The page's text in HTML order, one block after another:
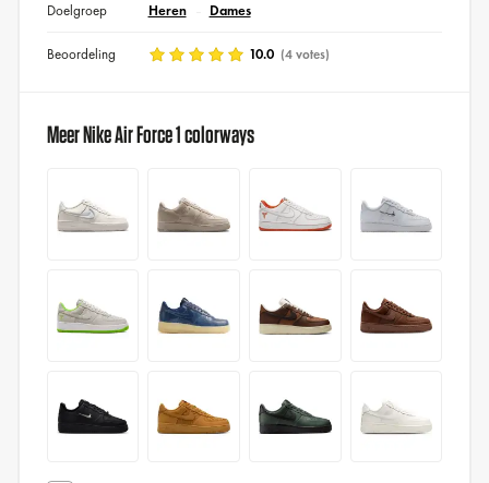
Doelgroep Heren Dames
Beoordeling 10.0 (4 votes)
Meer Nike Air Force 1 colorways